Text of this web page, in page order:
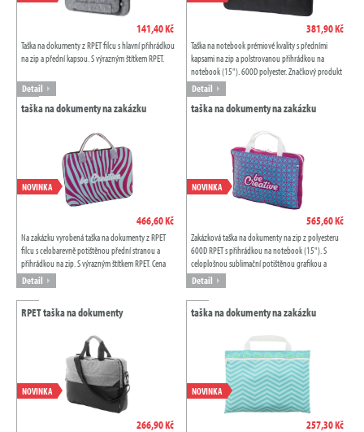
141,40 Kč
Taška na dokumenty z RPET filcu s hlavní přihrádkou
na zip a přední kapsou. S výrazným štítkem RPET.
Detail
381,90 Kč
Taška na notebook prémiové kvality s předními
kapsami na zip a polstrovanou přihrádkou na
notebook (15"). 600D polyester. Značkový produkt
Antonio Miro.
Detail
taška na dokumenty na zakázku
NOVINKA
466,60 Kč
Na zakázku vyrobená taška na dokumenty z RPET
filcu s celobarevně potištěnou přední stranou a
přihrádkou na zip. S výrazným štítkem RPET. Cena
včetně sublimačního tisku, nezahrnuje...
Detail
taška na dokumenty na zakázku
NOVINKA
565,60 Kč
Zakázková taška na dokumenty na zip z polyesteru
600D RPET s přihrádkou na notebook (15"). S
celoplošnou sublimační potištěnou grafikou a
výrazným štítkem RPET, cena nezahrnuje...
Detail
RPET taška na dokumenty
NOVINKA
266,90 Kč
taška na dokumenty na zakázku
NOVINKA
257,30 Kč